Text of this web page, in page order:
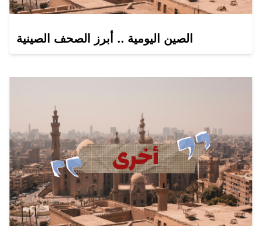
الصين اليومية .. أبرز الصحف الصينية